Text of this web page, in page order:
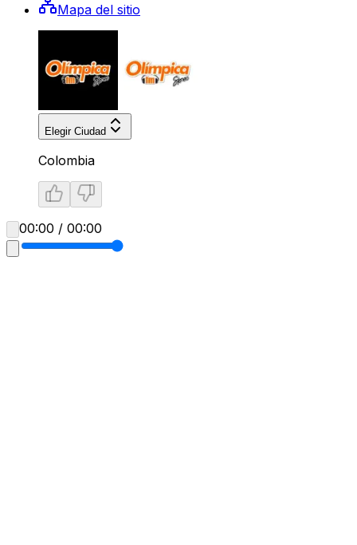
Mapa del sitio
Elegir Ciudad
Colombia
00:00 / 00:00